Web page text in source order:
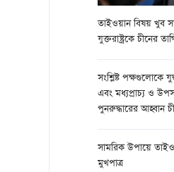
তাইওয়ান বিষয় খুব
যুক্তরাষ্ট্রকে চীনের
সংশ্লিষ্ট পক্ষগুলোকে
এবং মধ্যপ্রাচ্য ও
পুনরুদ্ধারের আহ্বান
সামরিক উপায়ে
মুখপাত্র